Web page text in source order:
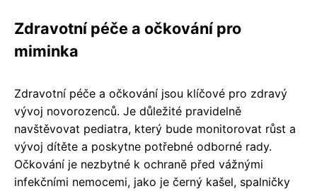
Zdravotní péče a očkování pro
miminka
Zdravotní péče a očkování jsou klíčové pro zdravý
vývoj novorozenců. Je důležité pravidelně
navštěvovat pediatra, který bude monitorovat růst a
vývoj dítěte a poskytne potřebné odborné rady.
Očkování je nezbytné k ochraně před vážnými
infekčními nemocemi, jako je černý kašel, spalničky